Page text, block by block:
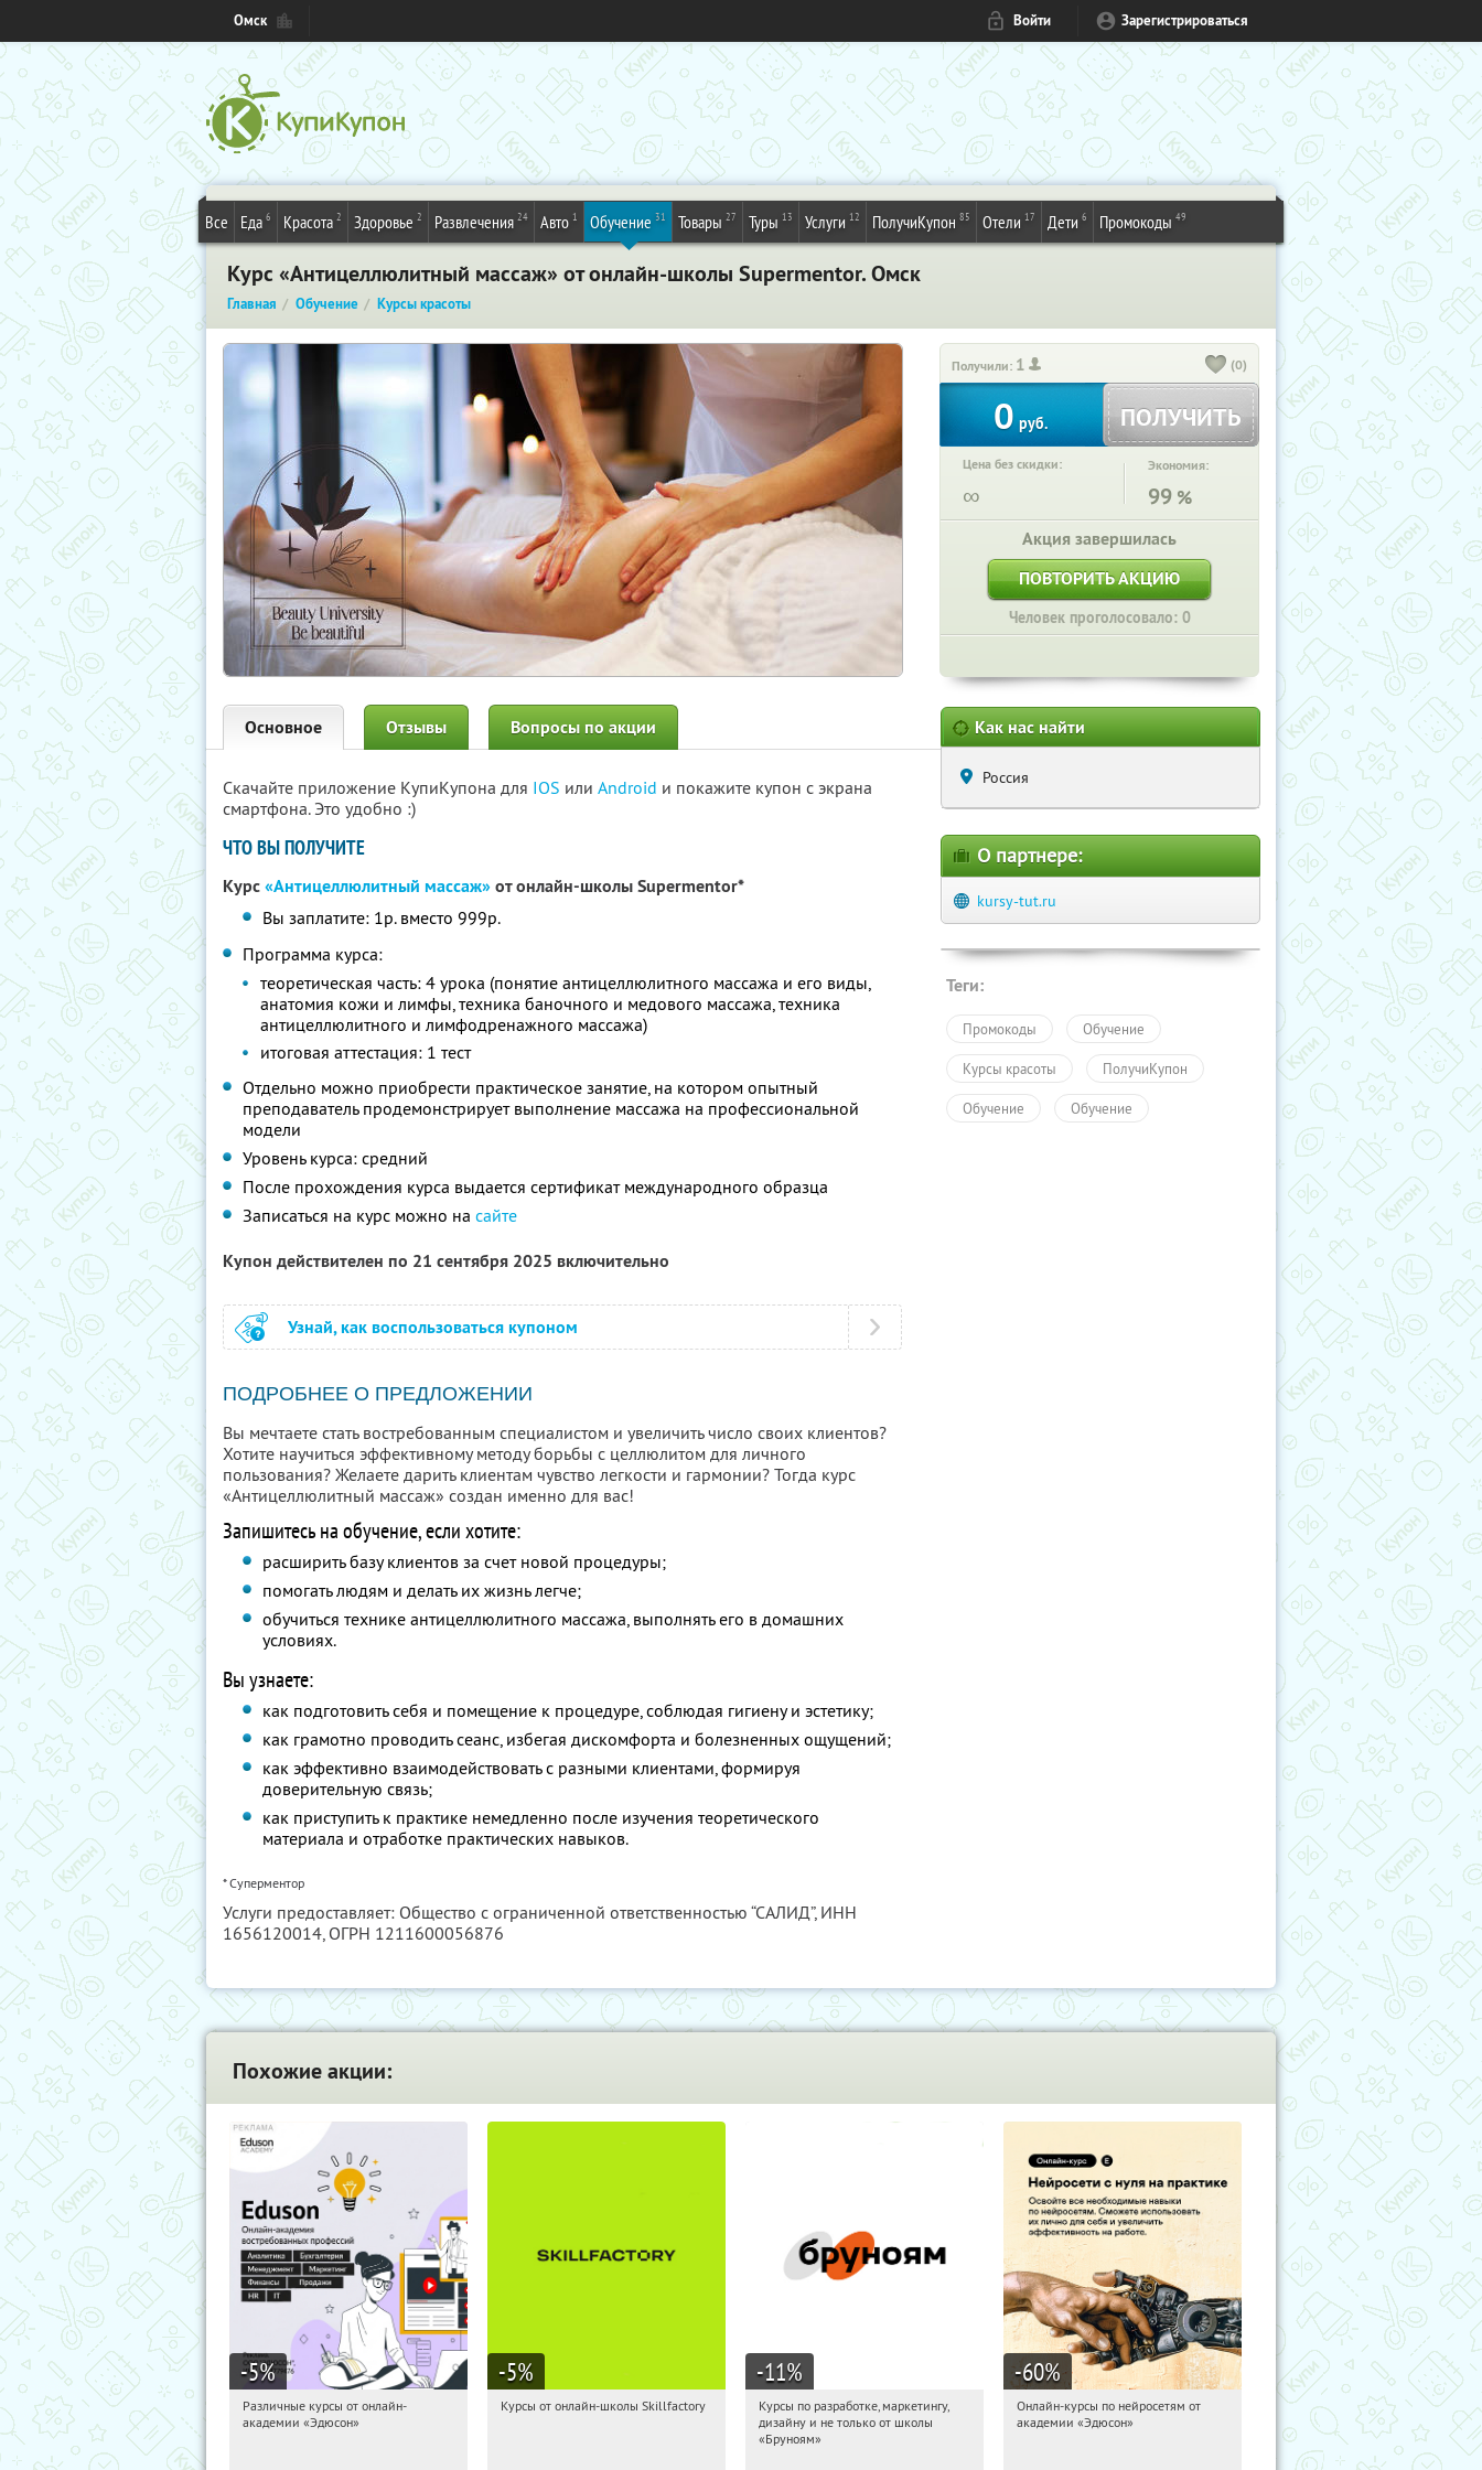
Омск Войти Зарегистрироваться
Все Еда 6 Красота 2 Здоровье 2 Развлечения 24 Авто 1 Обучение 31 Товары 27 Туры 13 Услуги 12 ПолучиКупон 85 Отели 17 Дети 6 Промокоды 49
Курс «Антицеллюлитный массаж» от онлайн-школы Supermentor. Омск
Главная Обучение Курсы красоты
Получили: 1 (0)
0 руб. ПОЛУЧИТЬ
Цена без скидки:
∞
Экономия:
99 %
Акция завершилась
ПОВТОРИТЬ АКЦИЮ
Человек проголосовало: 0
Основное Отзывы Вопросы по акции
Скачайте приложение КупиКупона для IOS или Android и покажите купон с экрана
смартфона. Это удобно :)
ЧТО ВЫ ПОЛУЧИТЕ
Курс«Антицеллюлитный массаж»от онлайн-школы Supermentor*
Вы заплатите: 1р. вместо 999р.
Программа курса:
теоретическая часть: 4 урока (понятие антицеллюлитного массажа и его виды,
анатомия кожи и лимфы, техника баночного и медового массажа, техника
антицеллюлитного и лимфодренажного массажа)
итоговая аттестация: 1 тест
Отдельно можно приобрести практическое занятие, на котором опытный
преподаватель продемонстрирует выполнение массажа на профессиональной
модели
Уровень курса: средний
После прохождения курса выдается сертификат международного образца
Записаться на курс можно на сайте
Купон действителен по 21 сентября 2025 включительно
Узнай, как воспользоваться купоном
ПОДРОБНЕЕ О ПРЕДЛОЖЕНИИ
Вы мечтаете стать востребованным специалистом и увеличить число своих клиентов?
Хотите научиться эффективному методу борьбы с целлюлитом для личного
пользования? Желаете дарить клиентам чувство легкости и гармонии? Тогда курс
«Антицеллюлитный массаж» создан именно для вас!
Запишитесь на обучение, если хотите:
расширить базу клиентов за счет новой процедуры;
помогать людям и делать их жизнь легче;
обучиться технике антицеллюлитного массажа, выполнять его в домашних
условиях.
Вы узнаете:
как подготовить себя и помещение к процедуре, соблюдая гигиену и эстетику;
как грамотно проводить сеанс, избегая дискомфорта и болезненных ощущений;
как эффективно взаимодействовать с разными клиентами, формируя
доверительную связь;
как приступить к практике немедленно после изучения теоретического
материала и отработке практических навыков.
* Суперментор
Услуги предоставляет: Общество с ограниченной ответственностью “САЛИД”, ИНН
1656120014, ОГРН 1211600056876
Как нас найти
Россия
О партнере:
kursy-tut.ru
Теги:
Промокоды Обучение
Курсы красоты ПолучиКупон
Обучение Обучение
Похожие акции:
-5%
05:23:27 Получили:
Различные курсы от онлайн-
академии «Эдюсон»
-5%
05:23:27
Получи первым!
Курсы от онлайн-школы Skillfactory
-11%
05:23:27
Получи первым!
Россия
Курсы по разработке, маркетингу,
дизайну и не только от школы
«Бруноям»
-60%
05:23:27 Получили:
Онлайн-курсы по нейросетям от
академии «Эдюсон»